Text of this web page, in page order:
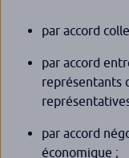
par accord
par accord
représentants
par accord
économique ;